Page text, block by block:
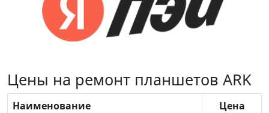
Цены на ремонт планшетов ARK
Наименование
Цена